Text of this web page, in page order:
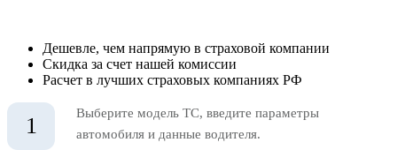
Дешевле, чем напрямую в страховой компании
Скидка за счет нашей комиссии
Расчет в лучших страховых компаниях РФ
1
Выберите модель ТС, введите параметры
автомобиля и данные водителя.